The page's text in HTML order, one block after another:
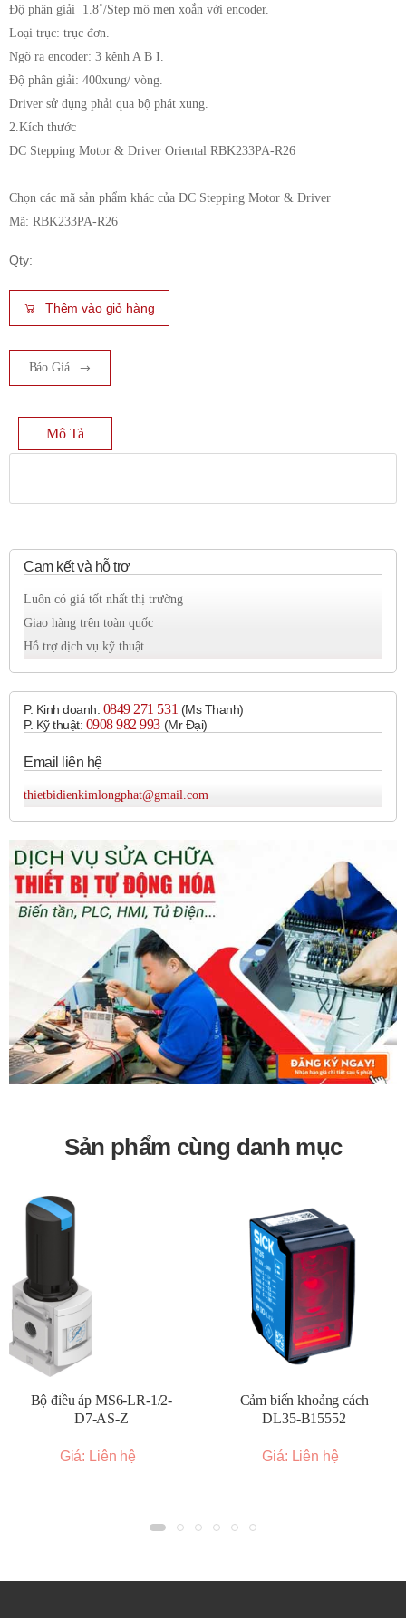
Độ phân giải 1.8˚/Step mô men xoắn với encoder.
Loại trục: trục đơn.
Ngõ ra encoder: 3 kênh A B I.
Độ phân giải: 400xung/ vòng.
Driver sử dụng phải qua bộ phát xung.
2.Kích thước
DC Stepping Motor & Driver Oriental RBK233PA-R26
Chọn các mã sản phẩm khác của DC Stepping Motor & Driver
Mã: RBK233PA-R26
Qty:
Thêm vào giỏ hàng
Báo Giá
Mô Tả
Cam kết và hỗ trợ
Luôn có giá tốt nhất thị trường
Giao hàng trên toàn quốc
Hỗ trợ dịch vụ kỹ thuật
P. Kinh doanh: 0849 271 531 (Ms Thanh)
P. Kỹ thuật: 0908 982 993​ (Mr Đại)
Email liên hệ
thietbidienkimlongphat@gmail.com
Sản phẩm cùng danh mục
Bộ điều áp MS6-LR-1/2-
D7-AS-Z
Giá: Liên hệ
Cảm biến khoảng cách
DL35-B15552
Giá: Liên hệ